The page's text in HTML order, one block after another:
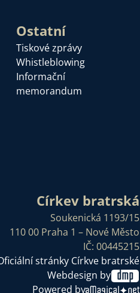
Ostatní
Tiskové zprávy
Whistleblowing
Informační
memorandum
Církev bratrská
Soukenická 1193/15
110 00 Praha 1 – Nové Město
IČ: 00445215
stránky Církve bratrské
Webdesign by
Powered by